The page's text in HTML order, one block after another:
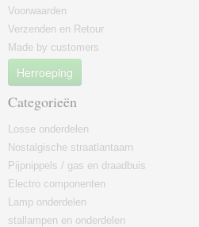
Voorwaarden
Verzenden en Retour
Made by customers
Herroeping
Categorieën
Losse onderdelen
Nostalgische straatlantaarn
Pijpnippels / gas en draadbuis
Electro componenten
Lamp onderdelen
stallampen en onderdelen